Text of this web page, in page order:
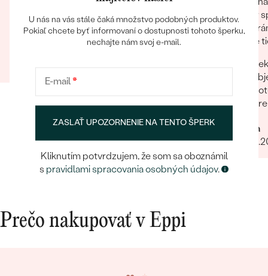
potvrdzujúcim telefonátom od Eppi a s
pripojeným blahoželaním k maturitnej skúške :)
31.05.2023
tovar
na
ktoré
Mária
Prečo nakupovať v Eppi
U nás na vás stále čaká množstvo podobných produktov.
Pokiaľ chcete byť informovaní o dostupnosti tohoto šperku,
nechajte nám svoj e-mail.
E-mail*
ZASLAŤ UPOZORNENIE NA TENTO ŠPERK
Kliknutím potvrdzujem, že som sa oboznámil
s pravidlami spracovania osobných údajov.